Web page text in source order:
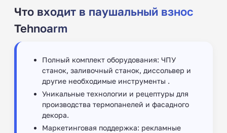
Что входит в паушальный взнос
Tehnoarm
Полный комплект оборудования: ЧПУ
станок, заливочный станок, диссольвер и
другие необходимые инструменты .
Уникальные технологии и рецептуры для
производства термопанелей и фасадного
декора.
Маркетинговая поддержка: рекламные